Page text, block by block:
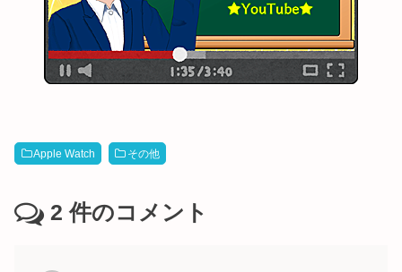
Apple Watch その他
2 件のコメント